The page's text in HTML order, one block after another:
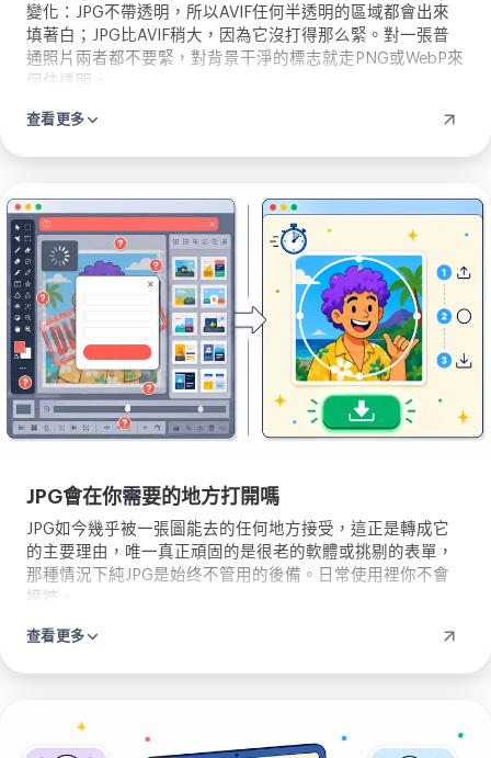
變化：JPG不帶透明，所以AVIF任何半透明的區域都會出來
填著白；JPG比AVIF稍大，因為它沒打得那么緊。對一張普
通照片兩者都不要緊，對背景干淨的標志就走PNG或WebP來
保住透明。
查看更多
上
傳
圖
片
JPG會在你需要的地方打開嗎
JPG如今幾乎被一張圖能去的任何地方接受，這正是轉成它
的主要理由，唯一真正頑固的是很老的軟體或挑剔的表單，
那種情況下純JPG是始终不管用的後備。日常使用裡你不會
撞牆。
查看更多